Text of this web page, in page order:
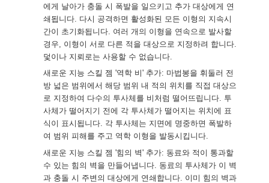
에게 날아가 충돌 시 폭발을 일으키고 추가 대상에게 연
쇄됩니다. 다시 공격하면 활성화된 모든 이형의 지속시
간이 초기화됩니다. 여러 개의 이형을 연속으로 발사할
경우, 이형이 서로 다른 적을 대상으로 지정하려 합니다.
덫이나 지뢰로는 사용할 수 없습니다.
새로운 지능 스킬 젬 '역학 비' 추가: 마법봉을 휘둘러 전
방 넓은 범위에서 해당 범위 내 적의 위치를 직접 대상으
로 지정하여 다수의 투사체를 비처럼 떨어뜨립니다. 투
사체가 떨어지기 전에 각 투사체가 떨어지는 위치에 표
식이 표시됩니다. 각 투사체는 지면에 명중하면 폭발하
여 범위 피해를 주고 역학 이형을 발동시킵니다.
새로운 지능 스킬 젬 '힘의 벽' 추가: 동료와 적이 통과할
수 있는 힘의 벽을 만들어냅니다. 동료의 투사체가 이 벽
과 충돌 시 주변의 대상에게 연쇄합니다. 이미 힘의 벽과